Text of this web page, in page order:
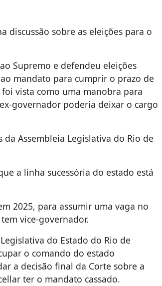
discussão sobre as eleições para o
Supremo e defendeu eleições
mandato para cumprir o prazo de
vista como uma manobra para
governador poderia deixar o cargo
Assembleia Legislativa do Rio de
a linha sucessória do estado está
2025, para assumir uma vaga no
vice-governador.
do Estado do Rio de
o comando do estado
a decisão final da Corte sobre a
ter o mandato cassado.